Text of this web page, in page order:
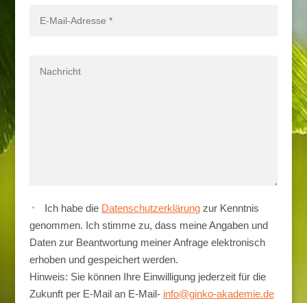
Ich habe die Datenschutzerklärung zur Kenntnis
genommen. Ich stimme zu, dass meine Angaben und
Daten zur Beantwortung meiner Anfrage elektronisch
erhoben und gespeichert werden.
Hinweis: Sie können Ihre Einwilligung jederzeit für die
Zukunft per E-Mail an E-Mail- info@ginko-akademie.de